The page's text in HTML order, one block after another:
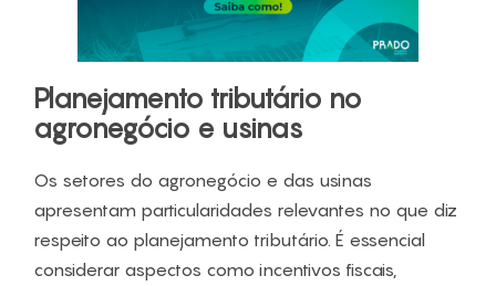
Planejamento tributário no
agronegócio e usinas
Os setores do agronegócio e das usinas
apresentam particularidades relevantes no que diz
respeito ao planejamento tributário. É essencial
considerar aspectos como incentivos fiscais,